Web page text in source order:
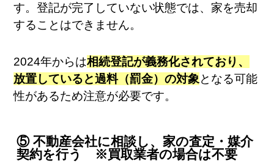
す。登記が完了していない状態では、家を売却
することはできません。
2024年からは相続登記が義務化されており、
放置していると過料（罰金）の対象となる可能
性があるため注意が必要です。
⑤ 不動産会社に相談し、家の査定・媒介
契約を行う ※買取業者の場合は不要